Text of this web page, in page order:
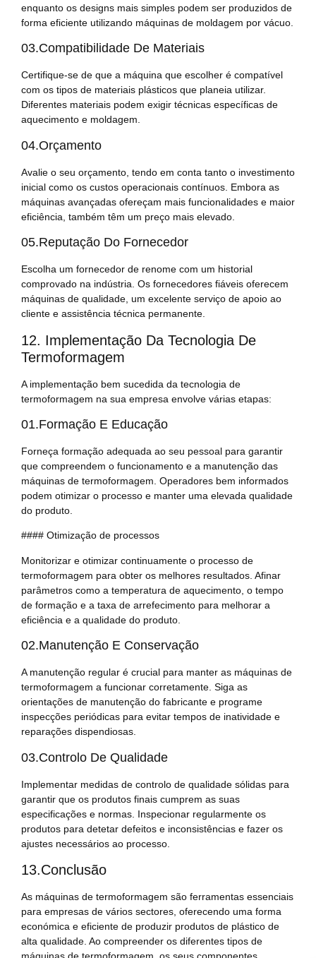
enquanto os designs mais simples podem ser produzidos de
forma eficiente utilizando máquinas de moldagem por vácuo.
03.Compatibilidade De Materiais
Certifique-se de que a máquina que escolher é compatível
com os tipos de materiais plásticos que planeia utilizar.
Diferentes materiais podem exigir técnicas específicas de
aquecimento e moldagem.
04.Orçamento
Avalie o seu orçamento, tendo em conta tanto o investimento
inicial como os custos operacionais contínuos. Embora as
máquinas avançadas ofereçam mais funcionalidades e maior
eficiência, também têm um preço mais elevado.
05.Reputação Do Fornecedor
Escolha um fornecedor de renome com um historial
comprovado na indústria. Os fornecedores fiáveis oferecem
máquinas de qualidade, um excelente serviço de apoio ao
cliente e assistência técnica permanente.
12. Implementação Da Tecnologia De
Termoformagem
A implementação bem sucedida da tecnologia de
termoformagem na sua empresa envolve várias etapas:
01.Formação E Educação
Forneça formação adequada ao seu pessoal para garantir
que compreendem o funcionamento e a manutenção das
máquinas de termoformagem. Operadores bem informados
podem otimizar o processo e manter uma elevada qualidade
do produto.
#### Otimização de processos
Monitorizar e otimizar continuamente o processo de
termoformagem para obter os melhores resultados. Afinar
parâmetros como a temperatura de aquecimento, o tempo
de formação e a taxa de arrefecimento para melhorar a
eficiência e a qualidade do produto.
02.manutenção E Conservação
A manutenção regular é crucial para manter as máquinas de
termoformagem a funcionar corretamente. Siga as
orientações de manutenção do fabricante e programe
inspecções periódicas para evitar tempos de inatividade e
reparações dispendiosas.
03.Controlo De Qualidade
Implementar medidas de controlo de qualidade sólidas para
garantir que os produtos finais cumprem as suas
especificações e normas. Inspecionar regularmente os
produtos para detetar defeitos e inconsistências e fazer os
ajustes necessários ao processo.
13.Conclusão
As máquinas de termoformagem são ferramentas essenciais
para empresas de vários sectores, oferecendo uma forma
económica e eficiente de produzir produtos de plástico de
alta qualidade. Ao compreender os diferentes tipos de